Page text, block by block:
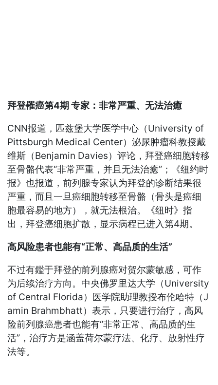
拜登罹癌第4期 专家：非常严重、无法治癒
CNN报道，匹兹堡大学医学中心（University of
Pittsburgh Medical Center）泌尿肿瘤科教授戴
维斯（Benjamin Davies）评论，拜登癌细胞转移
至骨骼代表“非常严重，并且无法治癒”；《纽约时
报》也报道，前列腺专家认为拜登的诊断结果很
严重，而且一旦癌细胞转移至骨骼（骨头是癌细
胞最容易的地方），就无法根治。《纽时》指
出，拜登癌细胞扩散，显示病程已进入第4期。
高风险患者也能有“正常、高品质的生活”
不过有鑑于拜登的前列腺癌对贺尔蒙敏感，可作
为后续治疗方向。中央佛罗里达大学（University
of Central Florida）医学院助理教授布伦哈特（J
amin Brahmbhatt）表示，只要进行治疗，高风
险前列腺癌患者也能有“非常正常、高品质的生
活”，治疗方是涵盖荷尔蒙疗法、化疗、放射性疗
法等。